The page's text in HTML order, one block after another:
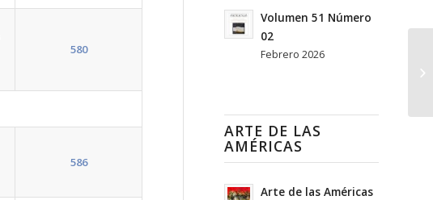
580
586
Volumen 51 Número
02
Febrero 2026
ARTE DE LAS
AMÉRICAS
Arte de las Américas